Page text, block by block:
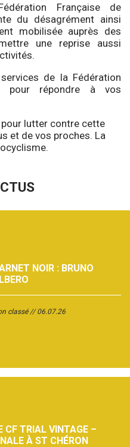
Française de
du désagrément ainsi
mobilisée auprès des
une reprise aussi
de la Fédération
pour répondre à vos
lutter contre cette
et de vos proches. La
NOIR : BRUNO
classé 06.07.26
CF TRIAL VINTAGE –
À ST CHÉRON